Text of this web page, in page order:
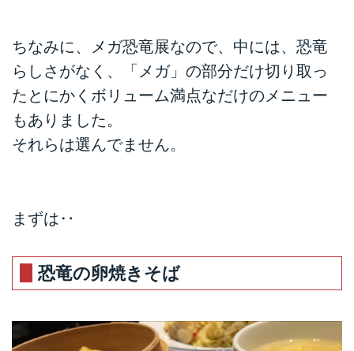
ちなみに、メガ恐竜展なので、中には、恐竜
らしさがなく、「メガ」の部分だけ切り取っ
たとにかくボリューム満点なだけのメニュー
もありました。
それらは選んでません。
まずは‥
恐竜の卵焼きそば